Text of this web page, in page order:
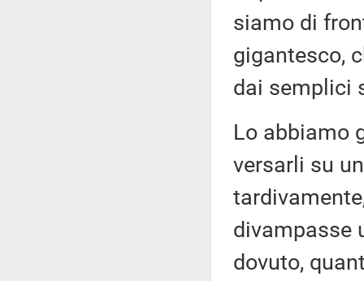
siamo di
gigantesco,
dai semplici
Lo abbiamo
versarli su
divampasse
dovuto,